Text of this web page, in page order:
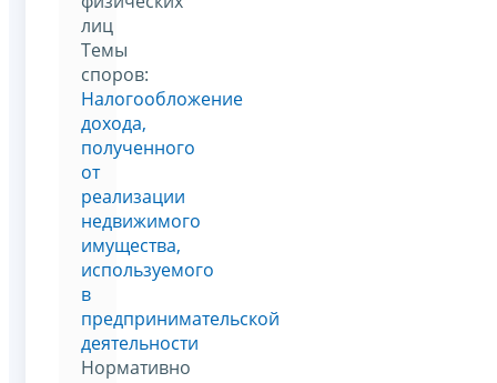
лиц
Темы
споров:
Налогообложение
дохода,
полученного
от
реализации
недвижимого
имущества,
используемого
в
предпринимательской
деятельности
Нормативно